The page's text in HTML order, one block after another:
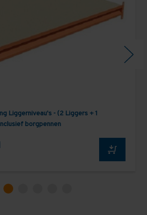
Liggerniveau's - (2 Liggers + 1
borgpennen